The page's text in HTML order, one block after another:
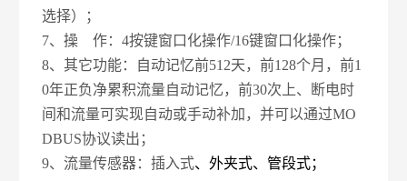
选择）；
7、操 作：4按键窗口化操作/16键窗口化操作；
8、其它功能：自动记忆前512天，前128个月，前1
0年正负净累积流量自动记忆，前30次上、断电时
间和流量可实现自动或手动补加，并可以通过MO
DBUS协议读出；
9、流量传感器：插入式、外夹式、管段式；